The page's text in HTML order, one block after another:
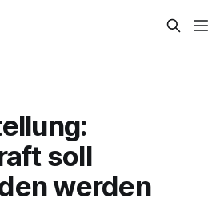
soll
werden